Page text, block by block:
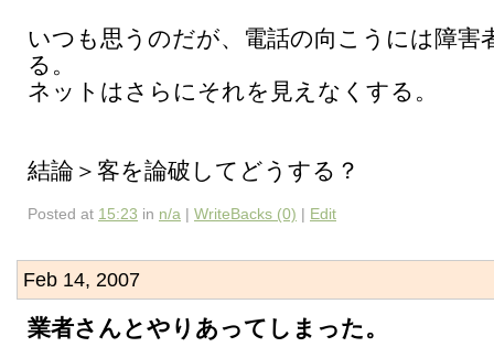
いつも思うのだが、電話の向こうには障害
る。
ネットはさらにそれを見えなくする。
結論＞客を論破してどうする？
Posted at 15:23 in n/a | WriteBacks (0) | Edit
Feb 14, 2007
業者さんとやりあってしまった。